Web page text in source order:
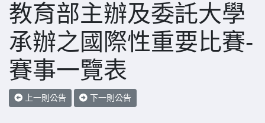
教育部主辦及委託大學
承辦之國際性重要比賽-
賽事一覽表
上一則公告 下一則公告